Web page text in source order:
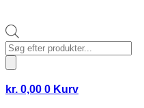
Products
search
kr. 0,00 0 Kurv